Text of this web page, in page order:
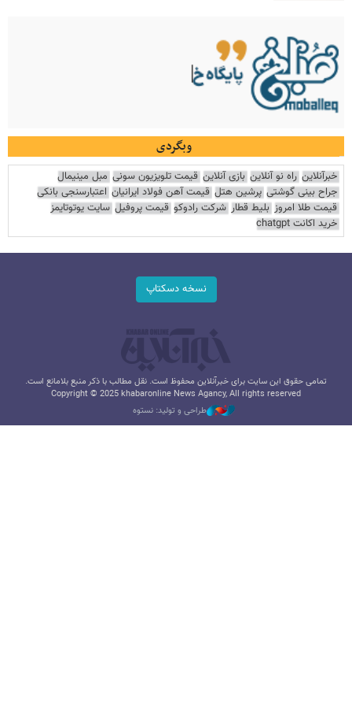
وبگردی
خبرآنلاین راه نو آنلاین بازی آنلاین قیمت تلویزیون سونی مبل مینیمال
جراح بینی گوشتی پرشین هتل قیمت آهن فولاد ایرانیان اعتبارسنجی بانکی
قیمت طلا امروز بلیط قطار شرکت رادوکو قیمت پروفیل سایت یوتوتایمز
خرید اکانت chatgpt
نسخه دسکتاپ
تمامی حقوق این سایت برای خبرآنلاین محفوظ است. نقل مطالب با ذکر منبع بلامانع است.
Copyright © 2025 khabaronline News Agancy, All rights reserved
طراحی و تولید: نستوه